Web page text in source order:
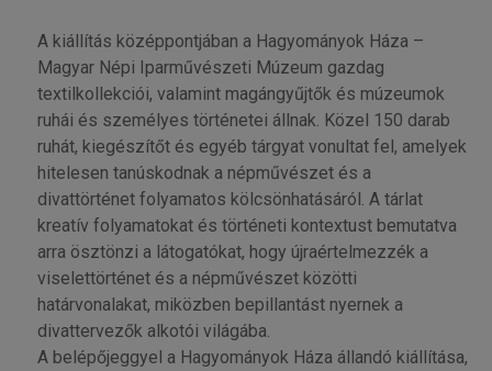
A kiállítás középpontjában a Hagyományok Háza –
Magyar Népi Iparművészeti Múzeum gazdag
textilkollekciói, valamint magángyűjtők és múzeumok
ruhái és személyes történetei állnak. Közel 150 darab
ruhát, kiegészítőt és egyéb tárgyat vonultat fel, amelyek
hitelesen tanúskodnak a népművészet és a
divattörténet folyamatos kölcsönhatásáról. A tárlat
kreatív folyamatokat és történeti kontextust bemutatva
arra ösztönzi a látogatókat, hogy újraértelmezzék a
viselettörténet és a népművészet közötti
határvonalakat, miközben bepillantást nyernek a
divattervezők alkotói világába.
A belépőjeggyel a Hagyományok Háza állandó kiállítása,